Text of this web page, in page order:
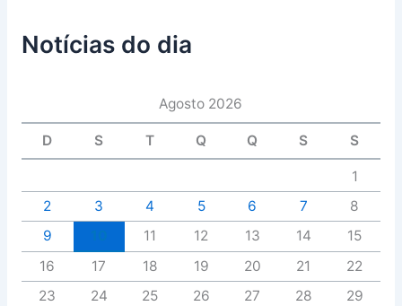
Notícias do dia
Agosto 2026
D S T Q Q S S
1
2
3 4 5 6 7
8
9
11 12 13 14
15
16
17 18 19 20 21
22
23
24 25 26 27 28
29